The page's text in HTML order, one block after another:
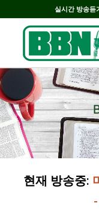
실시간 방송듣
현재 방송중: